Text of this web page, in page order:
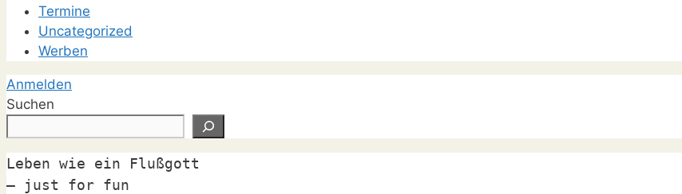
Termine
Uncategorized
Werben
Anmelden
Suchen
Leben wie ein Flußgott
– just for fun